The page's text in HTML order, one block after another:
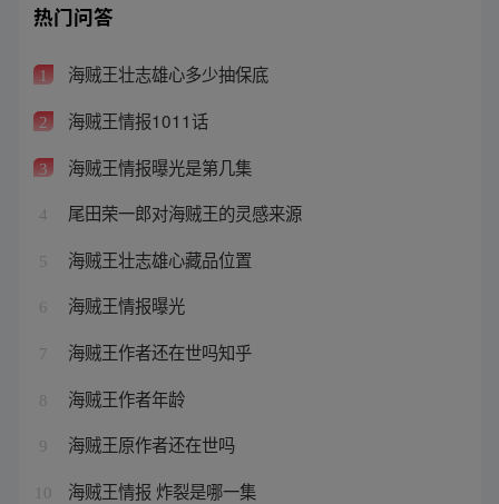
热门问答
1 海贼王壮志雄心多少抽保底
2 海贼王情报1011话
3 海贼王情报曝光是第几集
4 尾田荣一郎对海贼王的灵感来源
5 海贼王壮志雄心藏品位置
6 海贼王情报曝光
7 海贼王作者还在世吗知乎
8 海贼王作者年龄
9 海贼王原作者还在世吗
10 海贼王情报 炸裂是哪一集